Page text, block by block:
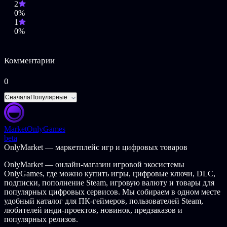
Крафт патрон.
3 режима сложности.
Полное расчленение врагов.
адреналина, захватывающая сюжетная линия и
поворотом.
Возрождение жанра
Три концовки игры.
Искусно проработанное окружение, правильно
подобранное освещение придает атмосферу хоррора,
качественные аудио звуки, - все это создает
неповторимый мир игры, который от начала и до конца
держит вас на пике напряжения.
Рекомендуется играть в наушниках, для полного погружения.
Все персонажи, события, музыка и локации полностью
вымышленные, любые совпадения с реальными людьми,
другими произведениями, фильмами и играми случайны.
2
0%
1
0%
Комментарии
0
СначалаПопулярные
MarketOnlyGames
beta
OnlyMarket — маркетплейс игр и цифровых товаров
OnlyMarket — онлайн-магазин игровой экосистемы
OnlyGames, где можно купить игры, цифровые ключи, DLC,
подписки, пополнение Steam, игровую валюту и товары для
популярных цифровых сервисов. Мы собираем в одном месте
удобный каталог для ПК-геймеров, пользователей Steam,
любителей инди-проектов, новинок, предзаказов и
популярных релизов.